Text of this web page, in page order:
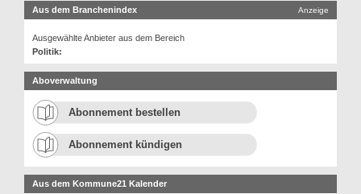
Aus dem Branchenindex Anzeige
Ausgewählte Anbieter aus dem Bereich
Politik:
Aboverwaltung
Abonnement bestellen
Abonnement kündigen
Aus dem Kommune21 Kalender